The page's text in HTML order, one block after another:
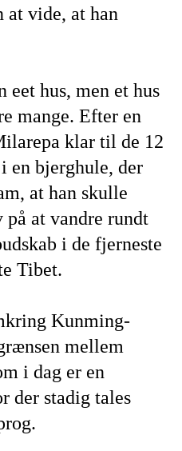
at vide, at han
eet hus, men et hus
mange. Efter en
klar til de 12
en bjerghule, der
at han skulle
at vandre rundt
i de fjerneste
Tibet.
Kunming-
mellem
i dag er en
der stadig tales